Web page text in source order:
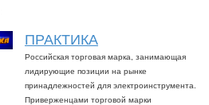
ПРАКТИКА
Российская торговая марка, занимающая
лидирующие позиции на рынке
принадлежностей для электроинструмента.
Приверженцами торговой марки